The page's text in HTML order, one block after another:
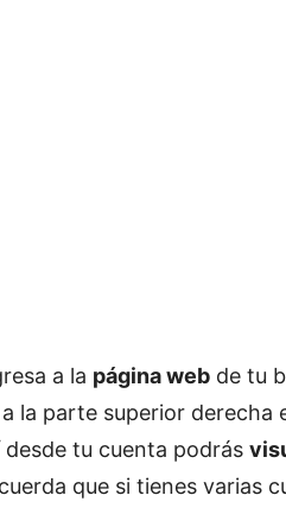
a la página webde tu
a la parte superior derecha
desde tu cuenta podrás
que si tienes varias